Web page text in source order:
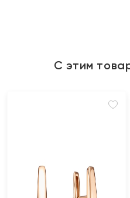
С этим